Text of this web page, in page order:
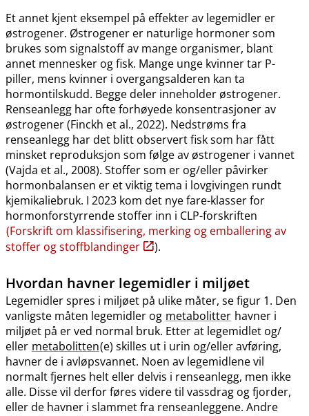
Et annet kjent eksempel på effekter av legemidler er
østrogener. Østrogener er naturlige hormoner som
brukes som signalstoff av mange organismer, blant
annet mennesker og fisk. Mange unge kvinner tar P-
piller, mens kvinner i overgangsalderen kan ta
hormontilskudd. Begge deler inneholder østrogener.
Renseanlegg har ofte forhøyede konsentrasjoner av
østrogener (Finckh et al., 2022). Nedstrøms fra
renseanlegg har det blitt observert fisk som har fått
minsket reproduksjon som følge av østrogener i vannet
(Vajda et al., 2008). Stoffer som er og​/​eller påvirker
hormonbalansen er et viktig tema i lovgivingen rundt
kjemikaliebruk. I 2023 kom det nye fare-klasser for
hormonforstyrrende stoffer inn i CLP-forskriften
(Forskrift om klassifisering, merking og emballering av
stoffer og stoffblandinger
).
Hvordan havner legemidler i miljøet
Legemidler spres i miljøet på ulike måter, se figur 1. Den
vanligste måten legemidler og metabolitter havner i
miljøet på er ved normal bruk. Etter at legemidlet og​/​
eller metabolitten(e) skilles ut i urin og​/​eller avføring,
havner de i avløpsvannet. Noen av legemidlene vil
normalt fjernes helt eller delvis i renseanlegg, men ikke
alle. Disse vil derfor føres videre til vassdrag og fjorder,
eller de havner i slammet fra renseanleggene. Andre